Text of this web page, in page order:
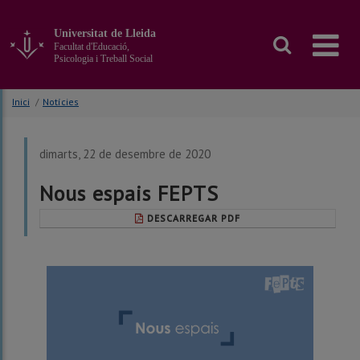
contingut
principal
la
pàgina
Universitat de Lleida
Facultat d'Educació,
Psicologia i Treball Social
Inici / Notícies
dimarts, 22 de desembre de 2020
Nous espais FEPTS
DESCARREGAR PDF